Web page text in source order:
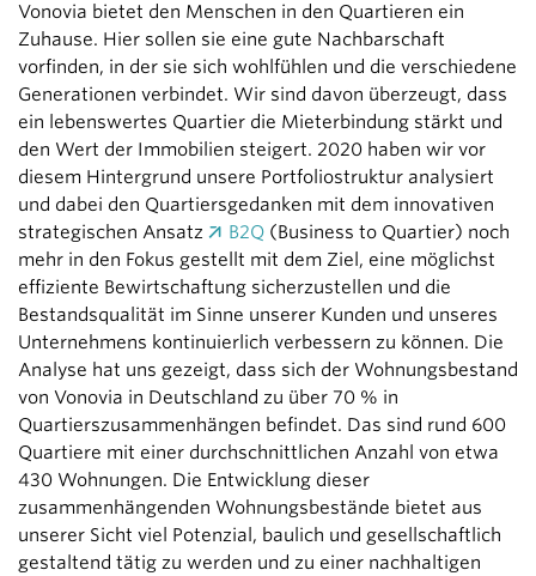
Vonovia bietet den Menschen in den Quartieren ein
Zuhause. Hier sollen sie eine gute Nachbarschaft
vorfinden, in der sie sich wohlfühlen und die verschiedene
Generationen verbindet. Wir sind davon überzeugt, dass
ein lebenswertes Quartier die Mieterbindung stärkt und
den Wert der Immobilien steigert. 2020 haben wir vor
diesem Hintergrund unsere Portfoliostruktur analysiert
und dabei den Quartiersgedanken mit dem innovativen
strategischen Ansatz
B2Q (Business to Quartier) noch
mehr in den Fokus gestellt mit dem Ziel, eine möglichst
effiziente Bewirtschaftung sicherzustellen und die
Bestandsqualität im Sinne unserer Kunden und unseres
Unternehmens kontinuierlich verbessern zu können. Die
Analyse hat uns gezeigt, dass sich der Wohnungsbestand
von Vonovia in Deutschland zu über 70 % in
Quartierszusammenhängen befindet. Das sind rund 600
Quartiere mit einer durchschnittlichen Anzahl von etwa
430 Wohnungen. Die Entwicklung dieser
zusammenhängenden Wohnungsbestände bietet aus
unserer Sicht viel Potenzial, baulich und gesellschaftlich
gestaltend tätig zu werden und zu einer nachhaltigen